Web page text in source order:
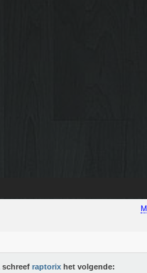
schreef raptorix het volgende: